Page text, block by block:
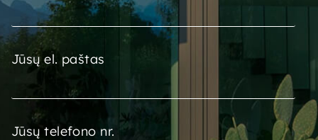
Jūsų el. paštas
Jūsų telefono nr.